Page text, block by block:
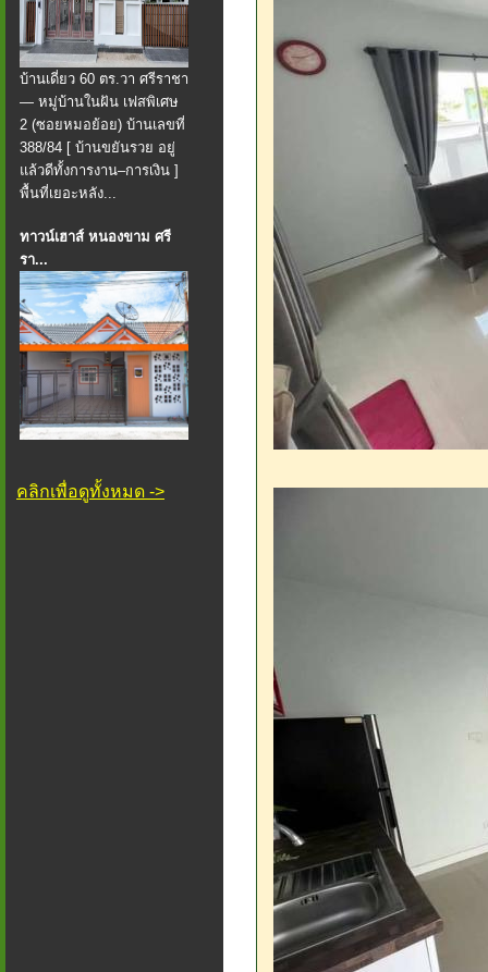
บ้านเดี่ยว 60 ตร.วา ศรีราชา
— หมู่บ้านในฝัน เฟสพิเศษ
2 (ซอยหมอย้อย) บ้านเลขที่
388/84 [ บ้านขยันรวย อยู่
แล้วดีทั้งการงาน–การเงิน ]
พื้นที่เยอะหลัง...
ทาวน์เฮาส์ หนองขาม ศรี
รา...
คลิกเพื่อดูทั้งหมด ->